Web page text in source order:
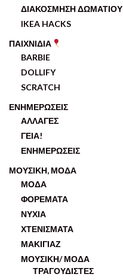
ΔΙΑΚΟΣΜΗΣΗ ΔΩΜΑΤΙΟΥ
IKEA HACKS
ΠΑΙΧΝΙΔΙΑ
BARBIE
DOLLIFY
SCRATCH
ΕΝΗΜΕΡΩΣΕΙΣ
ΑΛΛΑΓΕΣ
ΓΕΙΑ!
ΕΝΗΜΕΡΩΣΕΙΣ
ΜΟΥΣΙΚΗ, ΜΟΔΑ
ΜΟΔΑ
ΦΟΡΕΜΑΤΑ
ΝΥΧΙΑ
ΧΤΕΝΙΣΜΑΤΑ
ΜΑΚΙΓΙΑΖ
ΜΟΥΣΙΚΗ/ ΜΟΔΑ
ΤΡΑΓΟΥΔΙΣΤΕΣ